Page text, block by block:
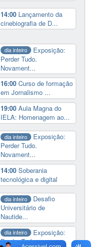
14:00 Lançamento da
cinebiografia de D...
dia inteiro
Exposição:
Perder Tudo.
Novament...
16:00Curso de formação
em Jornalismo ...
19:00Aula Magna do
IELA: Homenagem ao...
dia inteiro
Exposição:
Perder Tudo.
Novament...
14:00Soberania
tecnológica e digital
dia inteiro
Desafio
Universitário de
Nautide...
dia inteiro
Exposição:
Perder Tudo.